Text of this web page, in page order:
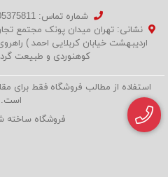
شماره تماس‌: 09105375811
نشانی: تهران میدان پونک مجتمع
کوهنوردی و طبیعت
استفاده از مطالب فروشگاه فقط برای
است.
فروشگاه ساخته